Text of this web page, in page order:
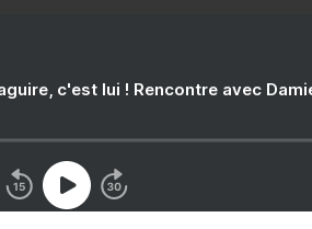
c'est lui ! Rencontre avec